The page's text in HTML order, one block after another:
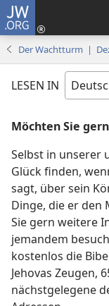
JW.ORG
Der Wachtturm |
LESEN IN
Möchten Sie
Selbst in unserer
Glück finden,
sagt, über sein
Dinge, die er den
Sie gern weitere
jemandem
kostenlos die
Jehovas Zeugen,
nächstgelegene